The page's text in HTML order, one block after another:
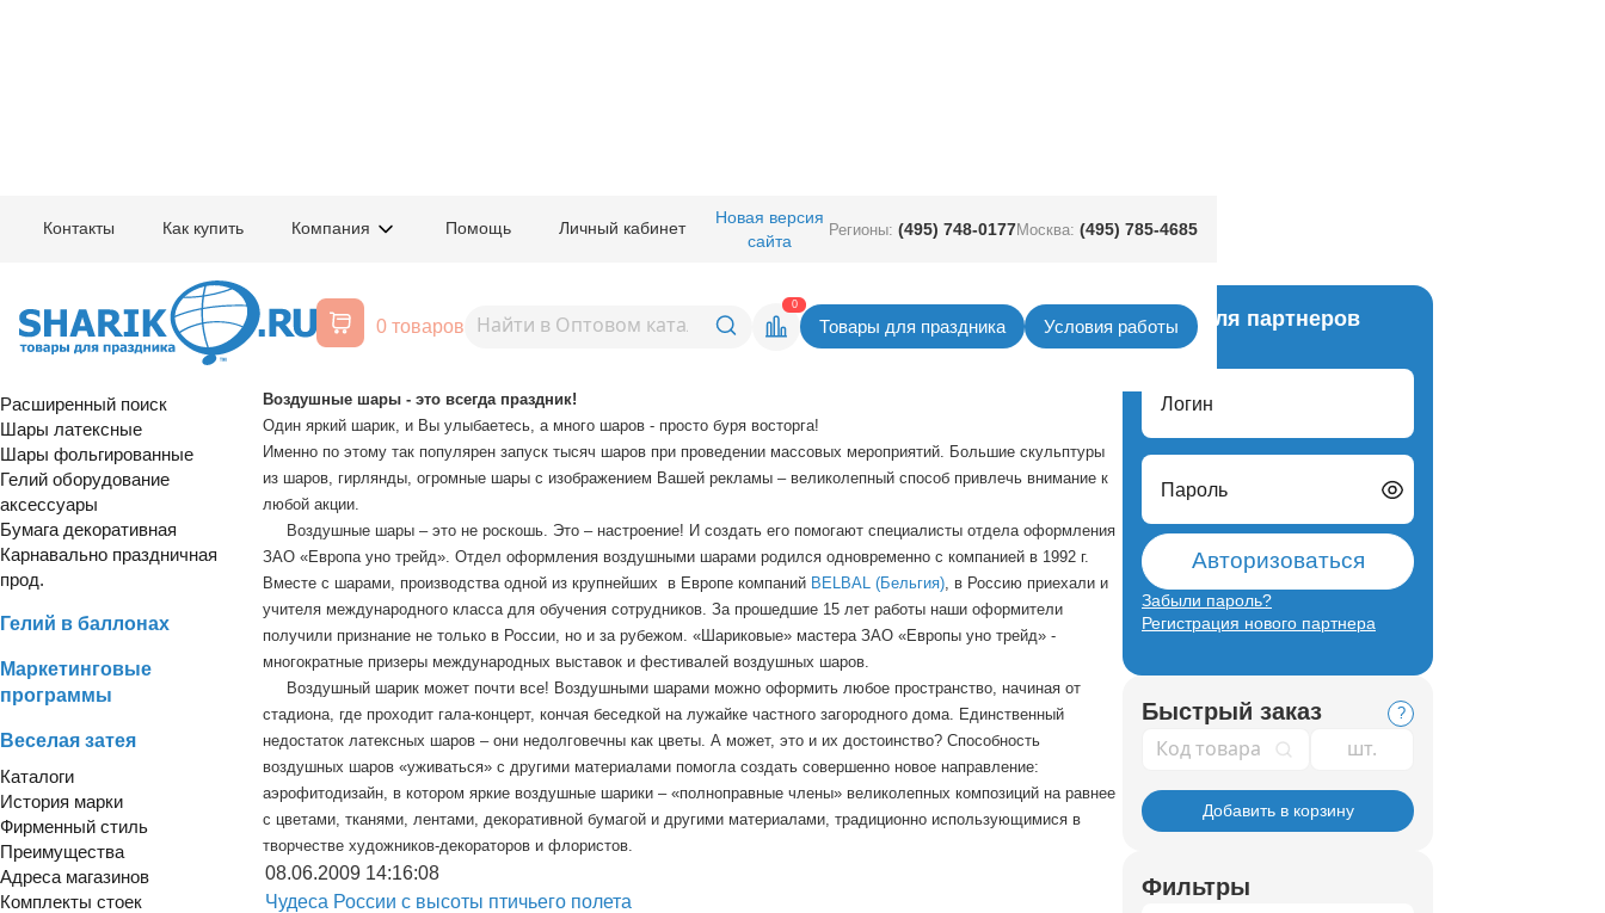
Контакты Как купить Компания Помощь Личный кабинет
Новая версия
сайта
Регионы: (495) 748-0177Москва: (495) 785-4685
0 товаров
0
Товары для праздника Условия работы
Новости раздела оформления
Воздушные шары, все для
Расширенный поиск
Шары латексные
Шары фольгированные
Гелий оборудование
аксессуары
Бумага декоративная
Карнавально праздничная
прод.
Гелий в баллонах
Маркетинговые
программы
Веселая затея
Каталоги
История марки
Фирменный стиль
Преимущества
Адреса магазинов
Комплекты стоек
Портфолио Проекты Контакты
Воздушные шары - это всегда праздник!
Один яркий шарик, и Вы улыбаетесь, а много шаров - просто буря восторга!
Именно по этому так популярен запуск тысяч шаров при проведении массовых мероприятий. Большие скульптуры
из шаров, гирлянды, огромные шары с изображением Вашей рекламы – великолепный способ привлечь внимание к
любой акции.
Воздушные шары – это не роскошь. Это – настроение! И создать его помогают специалисты отдела оформления
ЗАО «Европа уно трейд». Отдел оформления воздушными шарами родился одновременно с компанией в 1992 г.
Вместе с шарами, производства одной из крупнейших в Европе компаний BELBAL (Бельгия) , в Россию приехали и
учителя международного класса для обучения сотрудников. За прошедшие 15 лет работы наши оформители
получили признание не только в России, но и за рубежом. «Шариковые» мастера ЗАО «Европы уно трейд» -
многократные призеры международных выставок и фестивалей воздушных шаров.
Воздушный шарик может почти все! Воздушными шарами можно оформить любое пространство, начиная от
стадиона, где проходит гала-концерт, кончая беседкой на лужайке частного загородного дома. Единственный
недостаток латексных шаров – они недолговечны как цветы. А может, это и их достоинство? Способность
воздушных шаров «уживаться» с другими материалами помогла создать совершенно новое направление:
аэрофитодизайн, в котором яркие воздушные шарики – «полноправные члены» великолепных композиций на равнее
с цветами, тканями, лентами, декоративной бумагой и другими материалами, традиционно использующимися в
творчестве художников-декораторов и флористов.
08.06.2009 14:16:08
Чудеса России с высоты птичьего полета
Вход для партнеров
Логин
Пароль
Авторизоваться
Забыли пароль?
Регистрация нового партнера
Быстрый заказ ?
Код товара
Добавить в корзину
Фильтры